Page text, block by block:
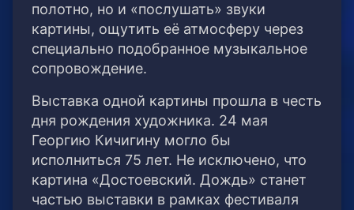
полотно, но и «послушать» звуки
картины, ощутить её атмосферу через
специально подобранное музыкальное
сопровождение.
Выставка одной картины прошла в честь
дня рождения художника. 24 мая
Георгию Кичигину могло бы
исполниться 75 лет. Не исключено, что
картина «Достоевский. Дождь» станет
частью выставки в рамках фестиваля